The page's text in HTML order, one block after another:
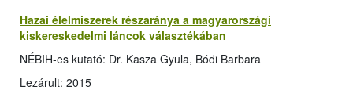
Hazai élelmiszerek részaránya a magyarországi
kiskereskedelmi láncok választékában
NÉBIH-es kutató: Dr. Kasza Gyula, Bódi Barbara
Lezárult: 2015